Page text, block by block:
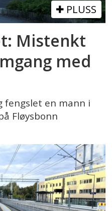
PLUSS
Mistenkt
med
fengslet en mann i
Fløysbonn